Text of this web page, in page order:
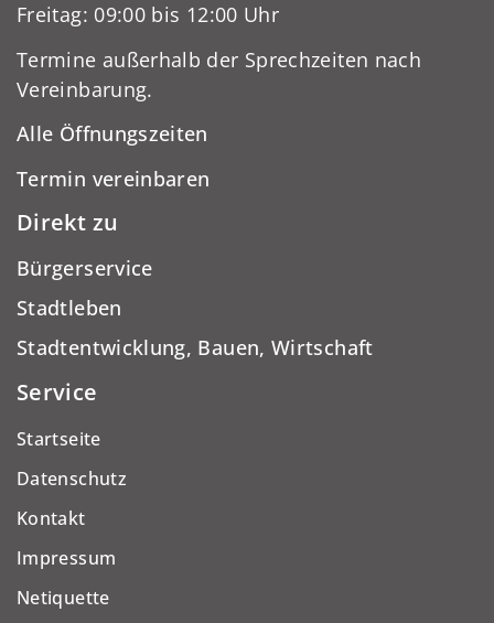
Freitag: 09:00 bis 12:00 Uhr
Termine außerhalb der Sprechzeiten nach
Vereinbarung.
Alle Öffnungszeiten
Termin vereinbaren
Direkt zu
Bürgerservice
Stadtleben
Stadtentwicklung, Bauen, Wirtschaft
Service
Startseite
Datenschutz
Kontakt
Impressum
Netiquette